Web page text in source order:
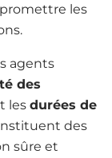
les
agents
des
les durées de
des
sûre et